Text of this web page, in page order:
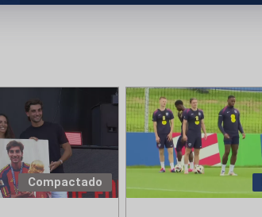
Compactado